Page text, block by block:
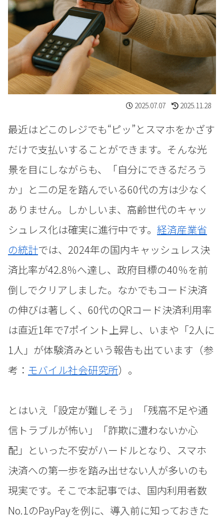
2025.07.07 2025.11.28
最近はどこのレジでも“ピッ”とスマホをかざす
だけで支払いすることができます。そんな光
景を目にしながらも、「自分にできるだろう
か」と二の足を踏んでいる60代の方は少なく
ありません。しかしいま、高齢世代のキャッ
シュレス化は確実に進行中です。 経済産業省
の統計では、2024年の国内キャッシュレス決
済比率が42.8％へ達し、政府目標の40％を前
倒しでクリアしました。なかでもコード決済
の伸びは著しく、60代のQRコード決済利用率
は直近1年で7ポイント上昇し、いまや「2人に
1人」が体験済みという報告も出ています（参
考： モバイル社会研究所）。
とはいえ「設定が難しそう」「残高不足や通
信トラブルが怖い」「詐欺に遭わないか心
配」といった不安がハードルとなり、スマホ
決済への第一歩を踏み出せない人が多いのも
現実です。そこで本記事では、国内利用者数
No.1のPayPayを例に、導入前に知っておきた